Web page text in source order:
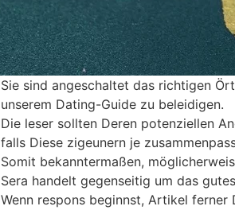
Sie sind angeschaltet das richtigen
unserem Dating-Guide zu beleidigen.
Die leser sollten Deren potenziellen
falls Diese zigeunern je
Somit bekanntermaßen,
Sera handelt gegenseitig um das
Wenn respons beginnst, Artikel